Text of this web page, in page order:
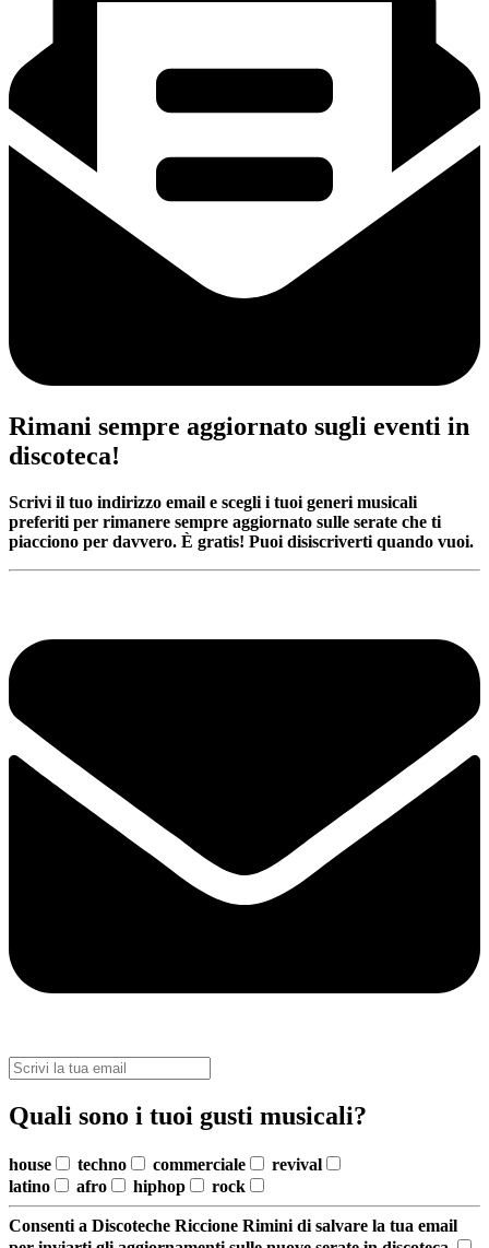
Rimani sempre aggiornato sugli eventi in
discoteca!
Scrivi il tuo indirizzo email e scegli i tuoi generi musicali
preferiti per rimanere sempre aggiornato sulle serate che ti
piacciono per davvero. È gratis! Puoi disiscriverti quando vuoi.
Quali sono i tuoi gusti musicali?
house techno commerciale
revival
latino
afro hiphop rock
Consenti a Discoteche Riccione Rimini di salvare la tua email